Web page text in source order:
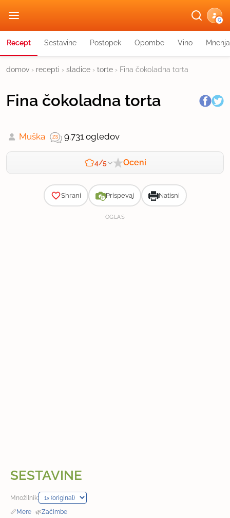
G
Recept Sestavine Postopek Opombe Vino Mnenja
domov › recepti › sladice › torte › Fina čokoladna torta
Fina čokoladna torta
Muška 9.731 ogledov
4/5 Oceni
Shrani Prispevaj Natisni
OGLAS
SESTAVINE
Množilnik:
📏Mere · 🌿Začimbe